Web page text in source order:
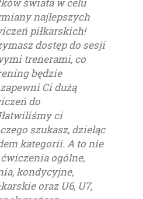
najlepszych
piłkarskich!
dostęp do sesji
trenerami, co
będzie
Ci dużą
do
ci
szukasz, dzieląc
kategorii. A to nie
ogólne,
kondycyjne,
oraz U6, U7,